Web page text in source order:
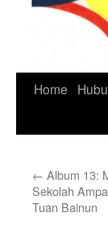
Skip
Home
← Album 13:
Sekolah
Tuan Bainun